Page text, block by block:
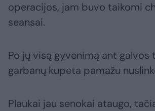
operacijos, jam buvo taikomi
seansai.
Po jų visą gyvenimą ant galvos
garbanų kupeta pamažu
Plaukai jau senokai ataugo,